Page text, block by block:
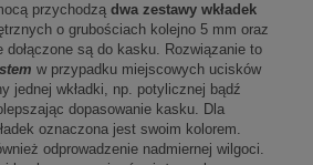
przychodzą dwa zestawy wkładek
o grubościach kolejno 5 mm oraz
są do kasku. Rozwiązanie to
w przypadku miejscowych ucisków
jednej wkładki, np. potylicznej bądź
dopasowanie kasku. Dla
oznaczona jest swoim kolorem.
odprowadzenie nadmiernej wilgoci.